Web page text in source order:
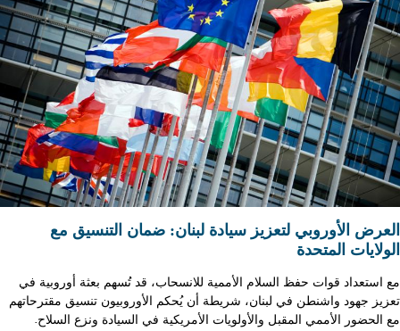
العرض الأوروبي لتعزيز سيادة لبنان: ضمان التنسيق مع
الولايات المتحدة
مع استعداد قوات حفظ السلام الأممية للانسحاب، قد تُسهم بعثة أوروبية في
تعزيز جهود واشنطن في لبنان، شريطة أن يُحكم الأوروبيون تنسيق مقترحاتهم
مع الحضور الأممي المقبل والأولويات الأمريكية في السيادة ونزع السلاح.